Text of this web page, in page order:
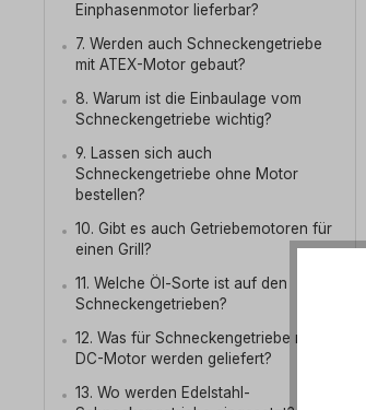
Einphasenmotor lieferbar?
7. Werden auch Schneckengetriebe
mit ATEX-Motor gebaut?
8. Warum ist die Einbaulage vom
Schneckengetriebe wichtig?
9. Lassen sich auch
Schneckengetriebe ohne Motor
bestellen?
10. Gibt es auch Getriebemotoren für
einen Grill?
11. Welche Öl-Sorte ist auf den
Schneckengetrieben?
12. Was für Schneckengetriebe mit
DC-Motor werden geliefert?
13. Wo werden Edelstahl-